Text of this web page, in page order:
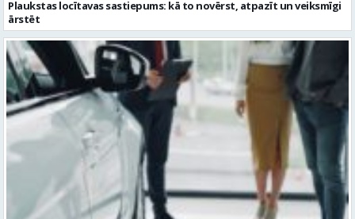
Kāpēc divus trīs gadus veci mazlietoti auto ar garantiju ir laba izvēle